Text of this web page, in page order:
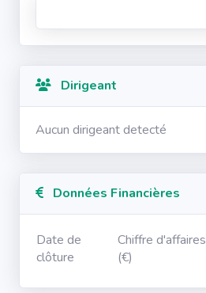
Dirigeant
Aucun dirigeant detecté
Données Financières
Date de
clôture
Chiffre d'affaires
(€)